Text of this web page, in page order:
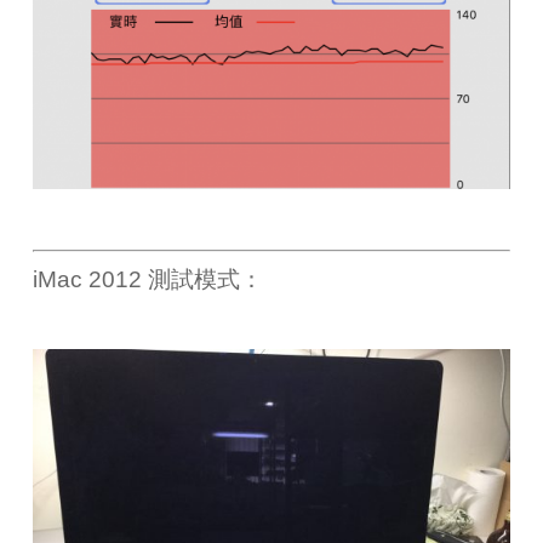
iMac 2012 測試模式：